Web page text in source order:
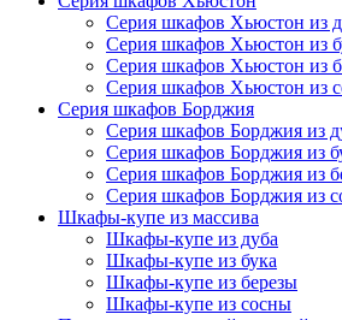
Серия шкафов Хьюстон из
Серия шкафов Хьюстон из
Серия шкафов Хьюстон из
Серия шкафов Хьюстон из
Серия шкафов Борджия
Серия шкафов Борджия из
Серия шкафов Борджия из
Серия шкафов Борджия из
Серия шкафов Борджия из
Шкафы-купе из массива
Шкафы-купе из дуба
Шкафы-купе из бука
Шкафы-купе из березы
Шкафы-купе из сосны